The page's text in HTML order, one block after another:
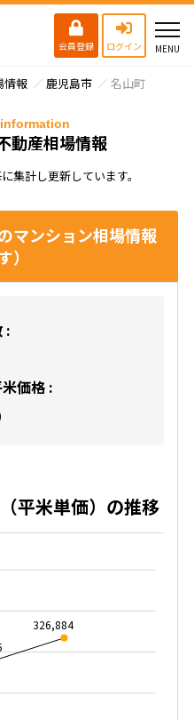
会員登録 ログイン
情報 鹿児島市 名山町
動産相場情報
集計し更新しています。
マンション相場情報
）
:
価格 :
平米単価）の推移
326,884